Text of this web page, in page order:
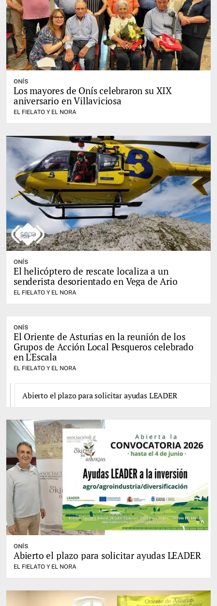
ONÍS
Los mayores de Onís celebraron su XIX
aniversario en Villaviciosa
EL FIELATO Y EL NORA
ONÍS
El helicóptero de rescate localiza a un
senderista desorientado en Vega de Ario
EL FIELATO Y EL NORA
ONÍS
El Oriente de Asturias en la reunión de los
Grupos de Acción Local Pesqueros celebrado
en L'Escala
EL FIELATO Y EL NORA
Abierto el plazo para solicitar ayudas LEADER
ONÍS
Abierto el plazo para solicitar ayudas LEADER
EL FIELATO Y EL NORA